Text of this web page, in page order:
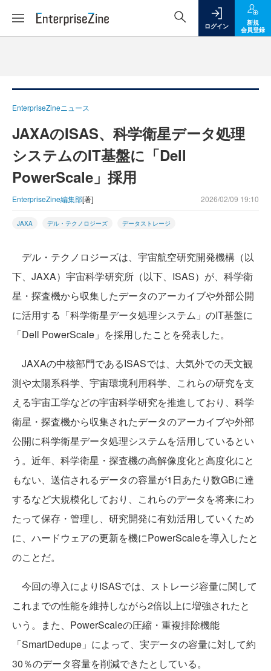
ログイン
新規
会員登録
EnterpriseZineニュース
JAXAのISAS、科学衛星データ処理
システムのIT基盤に「Dell
PowerScale」採用
EnterpriseZine編集部[著] 2026/02/09 19:10
JAXA デル・テクノロジーズ データストレージ
デル・テクノロジーズは、宇宙航空研究開発機構（以
下、JAXA）宇宙科学研究所（以下、ISAS）が、科学衛
星・探査機から収集したデータのアーカイブや外部公開
に活用する「科学衛星データ処理システム」のIT基盤に
「Dell PowerScale」を採用したことを発表した。
JAXAの中核部門であるISASでは、大気外での天文観
測や太陽系科学、宇宙環境利用科学、これらの研究を支
える宇宙工学などの宇宙科学研究を推進しており、科学
衛星・探査機から収集されたデータのアーカイブや外部
公開に科学衛星データ処理システムを活用しているとい
う。近年、科学衛星・探査機の高解像度化と高度化にと
もない、送信されるデータの容量が1日あたり数GBに達
するなど大規模化しており、これらのデータを将来にわ
たって保存・管理し、研究開発に有効活用していくため
に、ハードウェアの更新を機にPowerScaleを導入したと
のことだ。
今回の導入によりISASでは、ストレージ容量に関して
これまでの性能を維持しながら2倍以上に増強されたと
いう。また、PowerScaleの圧縮・重複排除機能
「SmartDedupe」によって、実データの容量に対して約
30％のデータ容量を削減できたとしている。